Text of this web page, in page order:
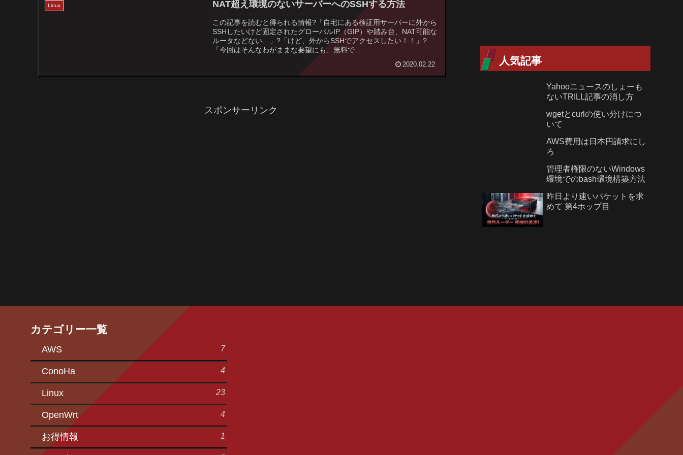
Linux NAT超え環境のないサーバーへのSSHする方法
この記事を読むと得られる情報?「自宅にある検証用サーバーに外から
SSHしたいけど固定されたグローバルIP（GIP）や踏み台、NAT可能な
ルータなどない…」?「けど、外からSSHでアクセスしたい！！」?
「今回はそんなわがままな要望にも、無料で...
2020.02.22
スポンサーリンク
人気記事
Yahooニュースのしょーも
ないTRILL記事の消し方
wgetとcurlの使い分けにつ
いて
AWS費用は日本円請求にし
ろ
管理者権限のないWindows
環境でのbash環境構築方法
昨日より速いパケットを求
めて 第4ホップ目
カテゴリー一覧
AWS 7
ConoHa 4
Linux 23
OpenWrt 4
お得情報 1